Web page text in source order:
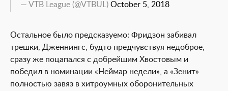
— VTB League (@VTBUL) October 5, 2018
Остальное было предсказуемо: Фридзон забивал
трешки, Дженнингс, будто предчувствуя недоброе,
сразу же поцапался с добрейшим Хвостовым и
победил в номинации «Неймар недели», а «Зенит»
полностью завяз в хитроумных оборонительных